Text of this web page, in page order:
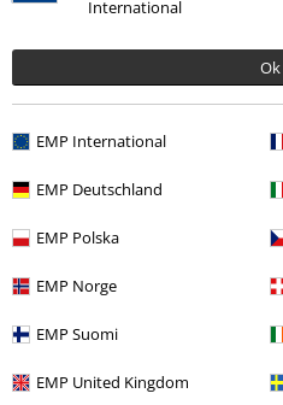
International
Ok
EMP International
EMP Deutschland
EMP Polska
EMP Norge
EMP Suomi
EMP United Kingdom
Métodos de pago
Concursos
Cheques Regalo
Descuento para estudiantes
EMP Backstage Club